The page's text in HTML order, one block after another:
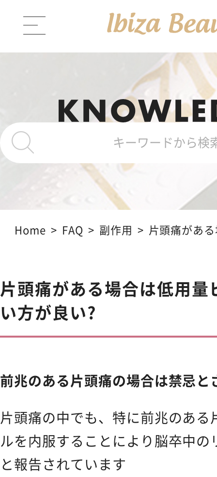
ABOUT Ibiza Beautyブラ
CONTENTSコンテンツサイト
Feminine Care
PRODUCTS 商品一覧
Ibiza Cream 薬用イビサク
Ibiza Serum Pro薬用イビ
Ibiza Deodorant薬用イ
Ibiza Body Scrub
薬用イビサヘアーリムーバルクリ
Home FAQ 副作用
片頭痛があ
片頭痛がある場合は低用量
い方が良い?
前兆のある片頭痛の場合は禁忌と
片頭痛の中でも、特に前兆のある
ルを内服することにより脳卒中の
と報告されています